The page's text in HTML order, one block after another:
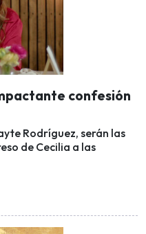
confesión
Rodríguez, serán las
de Cecilia a las